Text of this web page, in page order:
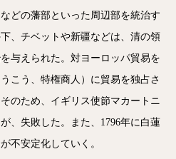
どの藩部といった周辺部を統治す
、チベットや新疆などは、清の領
与えられた。対ヨーロッパ貿易を
こう、特権商人）に貿易を独占さ
のため、イギリス使節マカートニ
、失敗した。また、1796年に白蓮
不安定化していく。